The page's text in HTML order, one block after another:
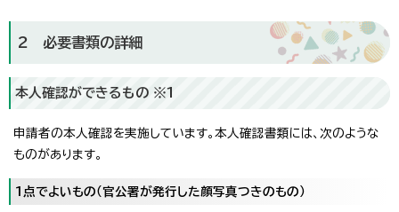
2 必要書類の詳細
本人確認ができるもの ※1
申請者の本人確認を実施しています。本人確認書類には、次のような
ものがあります。
1点でよいもの（官公署が発行した顔写真つきのもの）